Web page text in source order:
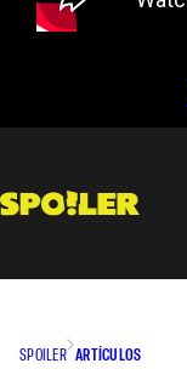
SPOILER ARTÍCULOS